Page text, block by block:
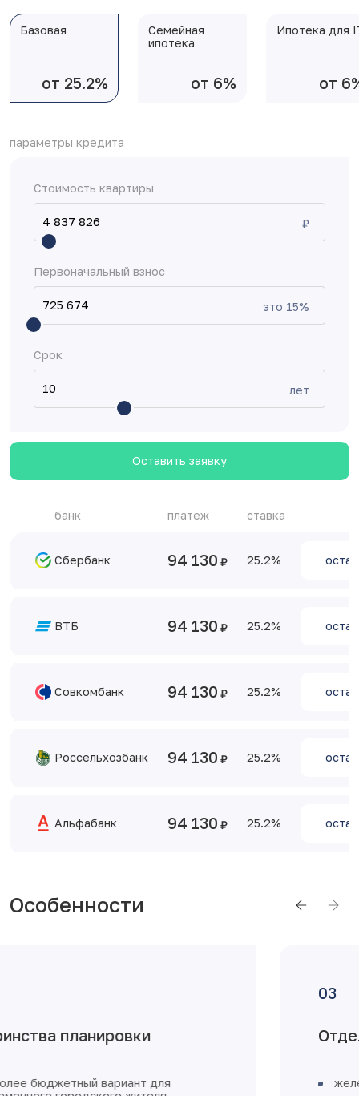
Базовая
от 25.2%
Семейная
ипотека
от 6%
Ипотека для
от
параметры кредита
Стоимость квартиры
₽
Первоначальный взнос
это 15%
Срок
лет
Оставить заявку
банк платеж ставка
Сбербанк 94 130 25.2
ВТБ 94 130 25.2
Совкомбанк 94 130 25.2
Россельхозбанк 94 130 25.2
Альфабанк 94 130 25.2
Особенности
Отделка от застройщика
железная входная дверь